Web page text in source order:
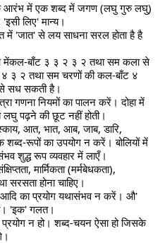
आरंभ में एक शब्द में जगण (लघु गुरु लघु)
'इसी लिए' मान्य।
में 'जात' से लय साधना सरल होता है है
मेंकल-बाँट ३ ३ २ ३ २ तथा सम कला से
३ २ तथा सम चरणों की कल-बाँट ४
सध सकती है।
गणना नियमों का पालन करें। दोहा में
पढ़ने की छूट नहीं होती।
आत, भात, आब, जाब, डारि,
रूपों का उपयोग न करें। बोलियों में
शुद्ध रूप व्यवहार में लाएँ।
मार्मिकता (मर्मबेधकता),
सरसता होना चाहिए।
का प्रयोग यथासंभव न करें। औ'
'इक' गलत।
न हो। शब्द-चयन ऐसा हो जिसके